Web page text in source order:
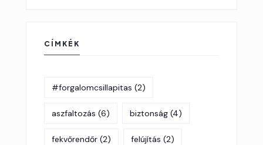
CÍMKÉK
#forgalomcsillapitas (2)
aszfaltozás (6) biztonság (4)
fekvőrendőr (2) felújítás (2)